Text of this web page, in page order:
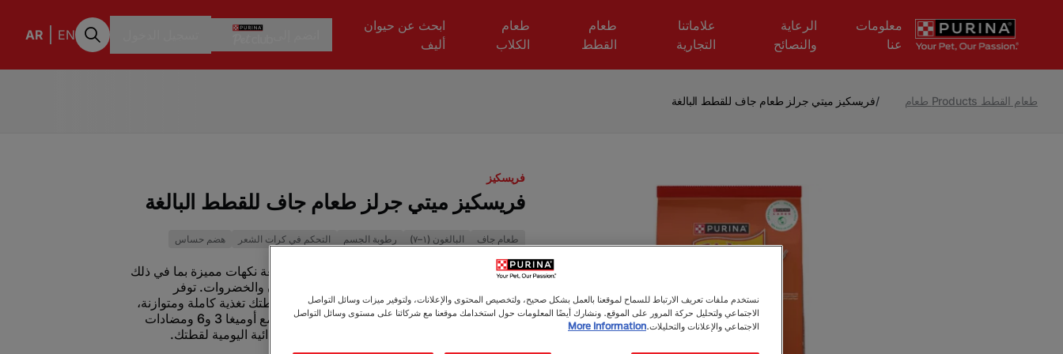
معلومات
عنا
الرعاية
والنصائح
علاماتنا
التجارية
طعام
القطط
طعام
الكلاب
ابحث عن حيوان
أليف
EN
AR
طعام القطط Products طعام /فريسكيز ميتي جرلز طعام جاف للقطط البالغة
فريسكيز
فريسكيز ميتي جرلز طعام جاف للقطط البالغة
طعام جاف البالغون (١–٧) رطوبة الجسم التحكم في كرات الشعر هضم حساس
يوفر فريسكيز ميتي جرلز طعام جاف للقطط البالغة نكهات مميزة بما في ذلك
الدجاج واللحم البقري والديك الرومي واللحم الضأن والخضروات. توفر
فريسكيز ميتي جرلز طعام جاف للقطط البالغة لقطتك تغذية كاملة ومتوازنة،
وتحتوي على البروتين والأحماض الدهنية الأساسية مع أوميغا 3 و6 ومضادات
الأكسدة والتورين والكالسيوم لتلبية الاحتياجات الغذائية اليومية لقطتك.
نستخدم ملفات تعريف الارتباط للسماح لموقعنا بالعمل بشكل صحيح، ولتخصيص المحتوى والإعلانات، ولتوفير ميزات وسائل التواصل
الاجتماعي ولتحليل حركة المرور على الموقع. ونشارك أيضًا المعلومات حول استخدامك موقعنا مع شركائنا على مستوى وسائل التواصل
الاجتماعي والإعلانات والتحليلات. More Information